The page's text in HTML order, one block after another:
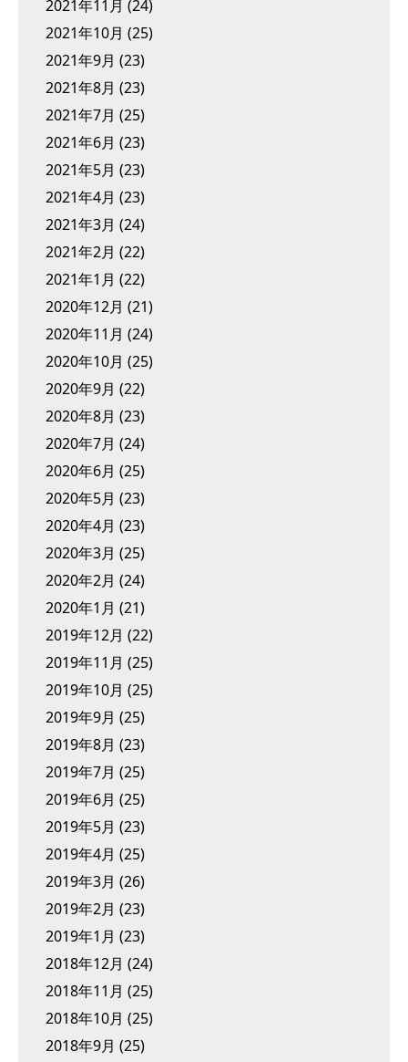
2021年11月 (24)
2021年10月 (25)
2021年9月 (23)
2021年8月 (23)
2021年7月 (25)
2021年6月 (23)
2021年5月 (23)
2021年4月 (23)
2021年3月 (24)
2021年2月 (22)
2021年1月 (22)
2020年12月 (21)
2020年11月 (24)
2020年10月 (25)
2020年9月 (22)
2020年8月 (23)
2020年7月 (24)
2020年6月 (25)
2020年5月 (23)
2020年4月 (23)
2020年3月 (25)
2020年2月 (24)
2020年1月 (21)
2019年12月 (22)
2019年11月 (25)
2019年10月 (25)
2019年9月 (25)
2019年8月 (23)
2019年7月 (25)
2019年6月 (25)
2019年5月 (23)
2019年4月 (25)
2019年3月 (26)
2019年2月 (23)
2019年1月 (23)
2018年12月 (24)
2018年11月 (25)
2018年10月 (25)
2018年9月 (25)